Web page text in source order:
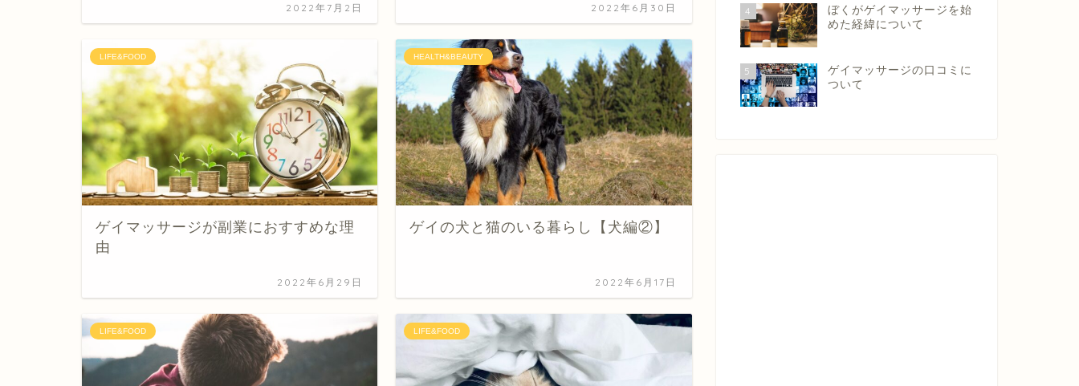
2022年7月2日 2022年6月30日
LIFE&FOOD
ゲイマッサージが副業におすすめな理
由
2022年6月29日
HEALTH&BEAUTY
ゲイの犬と猫のいる暮らし【犬編②】
2022年6月17日
LIFE&FOOD LIFE&FOOD
4
ぼくがゲイマッサージを始
めた経緯について
5
ゲイマッサージの口コミに
ついて